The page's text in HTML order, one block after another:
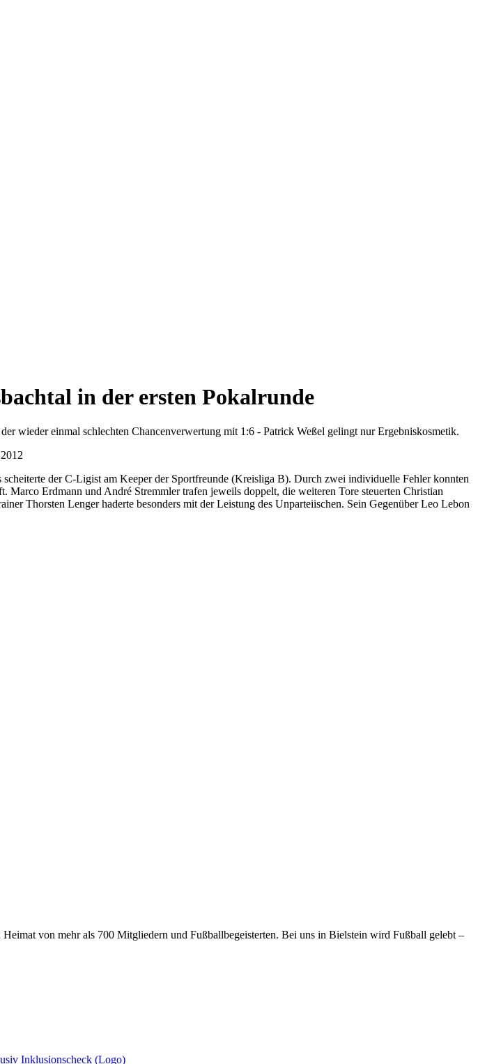
in der ersten Pokalrunde
wieder einmal schlechten Chancenverwertung mit 1:6 - Patrick Weßel gelingt nur Ergebniskosmetik.
der C-Ligist am Keeper der Sportfreunde (Kreisliga B). Durch zwei individuelle Fehler konnten
Erdmann und André Stremmler trafen jeweils doppelt, die weiteren Tore steuerten Christian
Thorsten Lenger haderte besonders mit der Leistung des Unparteiischen. Sein Gegenüber Leo Lebon
von mehr als 700 Mitgliedern und Fußballbegeisterten. Bei uns in Bielstein wird Fußball gelebt –